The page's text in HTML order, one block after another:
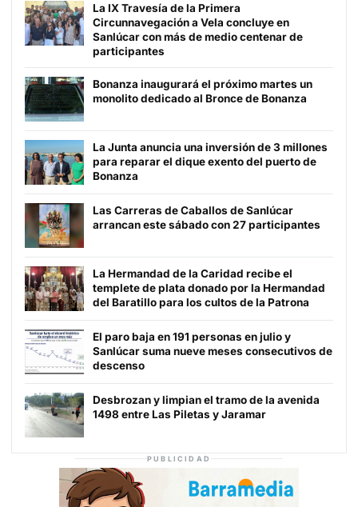
La IX Travesía de la Primera
Circunnavegación a Vela concluye en
Sanlúcar con más de medio centenar de
participantes
Bonanza inaugurará el próximo martes un
monolito dedicado al Bronce de Bonanza
La Junta anuncia una inversión de 3 millones
para reparar el dique exento del puerto de
Bonanza
Las Carreras de Caballos de Sanlúcar
arrancan este sábado con 27 participantes
La Hermandad de la Caridad recibe el
templete de plata donado por la Hermandad
del Baratillo para los cultos de la Patrona
El paro baja en 191 personas en julio y
Sanlúcar suma nueve meses consecutivos de
descenso
Desbrozan y limpian el tramo de la avenida
1498 entre Las Piletas y Jaramar
PUBLICIDAD